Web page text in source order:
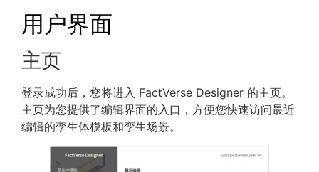
用户界面
主页
登录成功后，您将进入 FactVerse Designer 的主页。
主页为您提供了编辑界面的入口，方便您快速访问最近
编辑的孪生体模板和孪生场景。